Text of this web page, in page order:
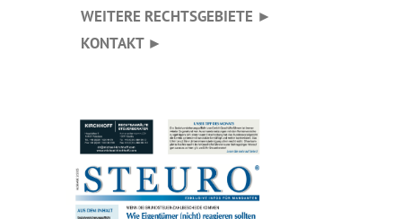
WEITERE RECHTSGEBIETE ►
KONTAKT ►